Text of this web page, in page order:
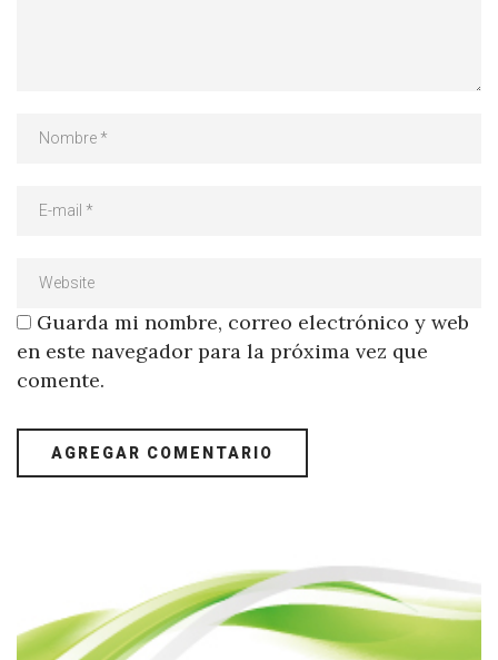
Guarda mi nombre, correo electrónico y web
en este navegador para la próxima vez que
comente.